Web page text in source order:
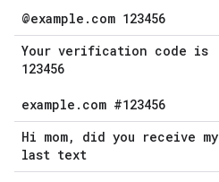
@example . com 123456
Your verification code is
123456
example . com #123456
Hi mom,
did you receive my
last text